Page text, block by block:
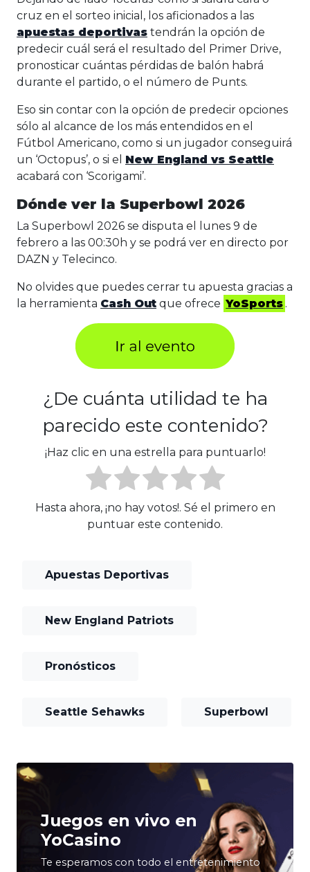
cruz en el sorteo inicial, los aficionados a las
apuestas deportivas tendrán la opción de
predecir cuál será el resultado del Primer Drive,
pronosticar cuántas pérdidas de balón habrá
durante el partido, o el número de Punts.
Eso sin contar con la opción de predecir opciones
sólo al alcance de los más entendidos en el
Fútbol Americano, como si un jugador conseguirá
un ‘Octopus’, o si el New England vs Seattle
acabará con ‘Scorigami’.
Dónde ver la Superbowl 2026
La Superbowl 2026 se disputa el lunes 9 de
febrero a las 00:30h y se podrá ver en directo por
DAZN y Telecinco.
No olvides que puedes cerrar tu apuesta gracias a
la herramienta Cash Out que ofrece YoSports .
¿De cuánta utilidad te ha
parecido este contenido?
¡Haz clic en una estrella para puntuarlo!
Hasta ahora, ¡no hay votos!. Sé el primero en
puntuar este contenido.
Apuestas Deportivas
New England Patriots
Pronósticos
Seattle Sehawks Superbowl
Juegos en vivo en
YoCasino
Te esperamos con todo el entretenimiento